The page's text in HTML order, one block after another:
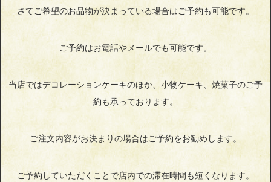
さてご希望のお品物が決まっている場合はご予約も可能です。
ご予約はお電話やメールでも可能です。
当店ではデコレーションケーキのほか、小物ケーキ、焼菓子のご予
約も承っております。
ご注文内容がお決まりの場合はご予約をお勧めします。
ご予約していただくことで店内での滞在時間も短くなります。